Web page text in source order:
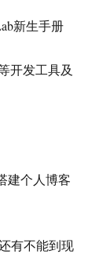
新生手册
开发工具及
建个人博客
有不能到现